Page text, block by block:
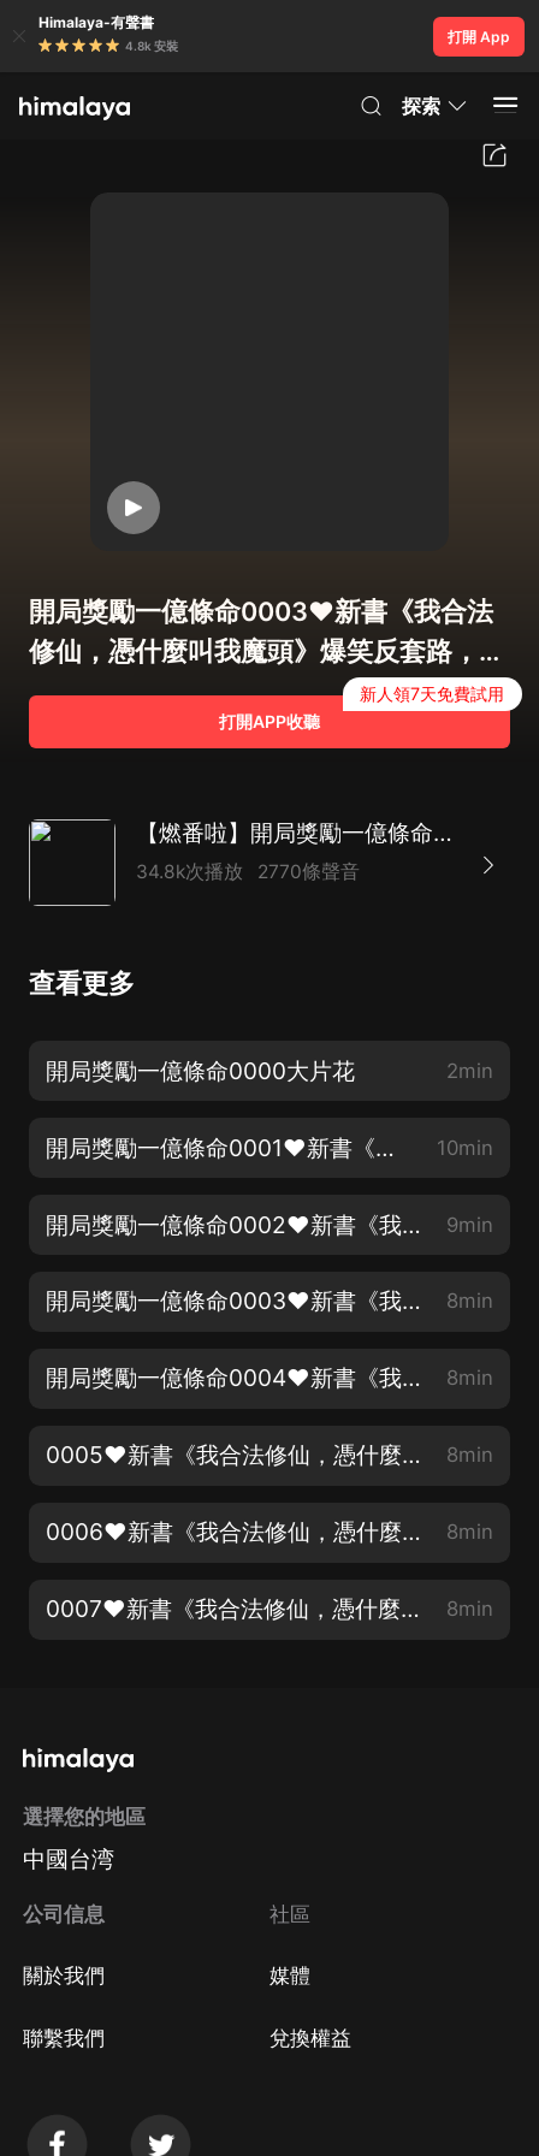
Himalaya-有聲書
4.8k 安裝
打開 App
探索
開局獎勵一億條命0003❤新書《我合法
修仙，憑什麼叫我魔頭》爆笑反套路，送
紅包，來❤
打開APP收聽
新人領7天免費試用
【燃番啦】開局獎勵一億條命丨熱血玄幻爆笑丨多人有聲劇
34.8k次播放 2770條聲音
查看更多
開局獎勵一億條命0000大片花 2min
開局獎勵一億條命0001❤新書《我合法修仙，憑什麼叫我魔頭》爆笑反套路，送紅包，來❤ 10min
開局獎勵一億條命0002❤新書《我合法修仙，憑什麼叫我魔頭》爆笑反套路，送紅包，來❤ 9min
開局獎勵一億條命0003❤新書《我合法修仙，憑什麼叫我魔頭》爆笑反套路，送紅包，來❤ 8min
開局獎勵一億條命0004❤新書《我合法修仙，憑什麼叫我魔頭》爆笑反套路，送紅包，來❤ 8min
0005❤新書《我合法修仙，憑什麼叫我魔頭》爆笑反套路，送紅包，來❤ 8min
0006❤新書《我合法修仙，憑什麼叫我魔頭》爆笑反套路，送紅包，來❤ 8min
0007❤新書《我合法修仙，憑什麼叫我魔頭》爆笑反套路，送紅包，來❤ 8min
選擇您的地區
中國台湾
公司信息
關於我們
聯繫我們
社區
媒體
兌換權益